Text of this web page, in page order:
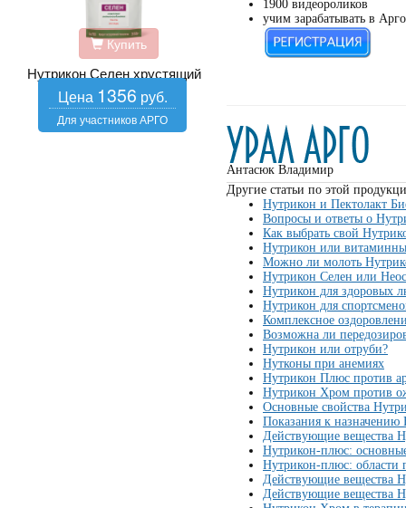
Купить
Нутрикон Селен хрустящий
1356
1900 видеороликов
учим зарабатывать в Арго
Антасюк Владимир
Другие статьи по этой
Нутрикон и Пектолакт
Вопросы и ответы о
Как выбрать свой
Нутрикон или
Можно ли молоть
Нутрикон Селен или
Нутрикон для здоровых
Нутрикон для
Комплексное
Возможна ли
Нутрикон или отруби?
Нутконы при анемиях
Нутрикон Плюс против
Нутрикон Хром против
Основные свойства
Показания к назначению
Действующие вещества
Нутрикон-плюс:
Нутрикон-плюс: области
Действующие вещества
Действующие вещества